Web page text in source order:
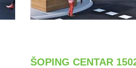
ŠOPING CENTAR